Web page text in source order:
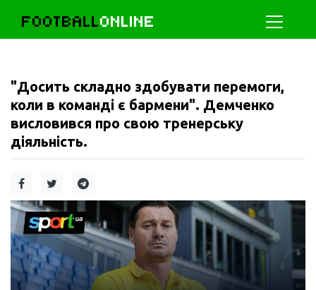
FOOTBALLONLINE
"Досить складно здобувати перемоги,
коли в команді є бармени". Демченко
висловився про свою тренерську
діяльність.